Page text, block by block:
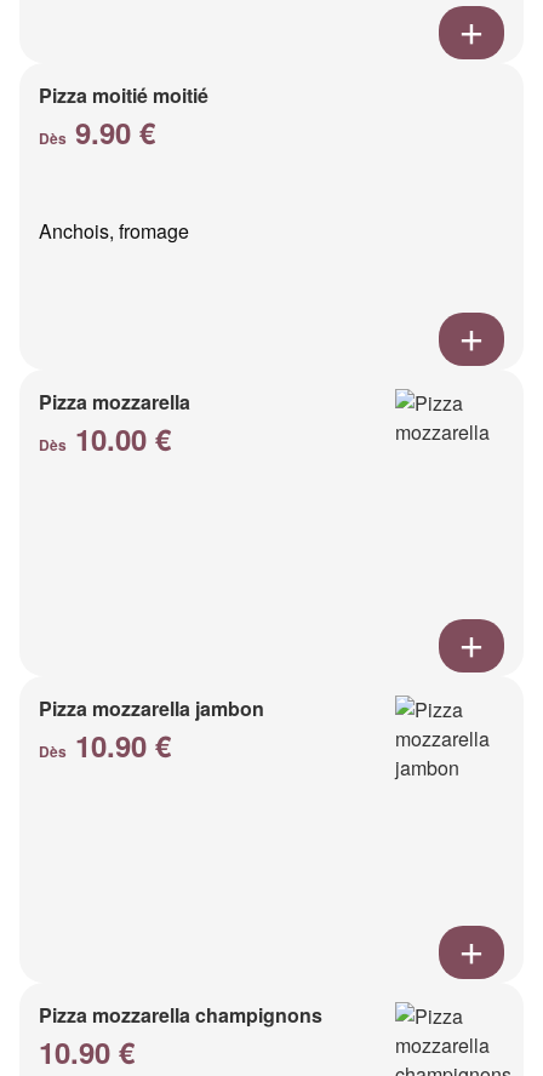
Pizza moitié moitié
Dès 9.90 €
Anchois, fromage
Pizza mozzarella
Dès 10.00 €
Pizza mozzarella jambon
Dès 10.90 €
Pizza mozzarella champignons
10.90 €